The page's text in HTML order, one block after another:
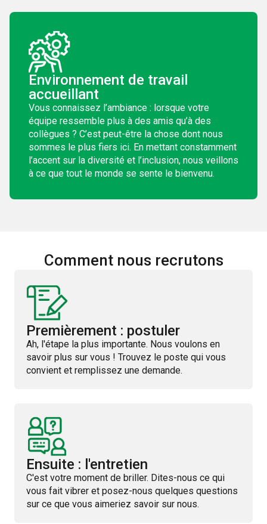
Environnement de travail
accueillant
Vous connaissez l’ambiance : lorsque votre
équipe ressemble plus à des amis qu’à des
collègues ? C’est peut-être la chose dont nous
sommes le plus fiers ici. En mettant constamment
l’accent sur la diversité et l’inclusion, nous veillons
à ce que tout le monde se sente le bienvenu.
Comment nous recrutons
Premièrement : postuler
Ah, l'étape la plus importante. Nous voulons en
savoir plus sur vous ! Trouvez le poste qui vous
convient et remplissez une demande.
Ensuite : l'entretien
C'est votre moment de briller. Dites-nous ce qui
vous fait vibrer et posez-nous quelques questions
sur ce que vous aimeriez savoir sur nous.